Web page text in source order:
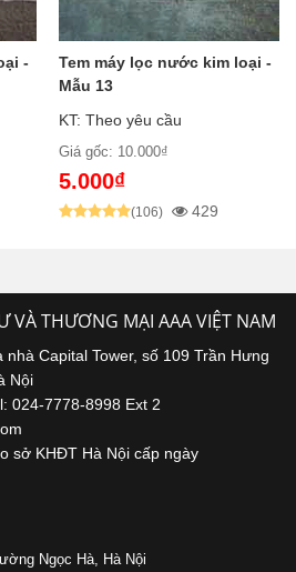
-
Tem máy lọc nước kim loại -
Mẫu 13
KT: Theo yêu cầu
Giá gốc: 10.000₫
5.000₫
(106) 429
VÀ THƯƠNG MẠI AAA VIỆT NAM
Capital Tower, số 109 Trần Hưng
Nội
024-7778-8998 Ext 2
sở KHĐT Hà Nội cấp ngày
Ngọc Hà, Hà Nội